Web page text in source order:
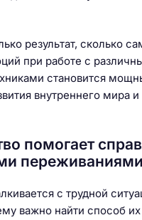
результат, сколько
при работе с
становится
внутреннего мира и
помогает
переживаниями
с трудной
важно найти способ